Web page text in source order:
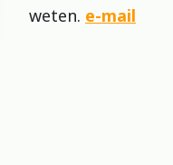
weten. e-mail